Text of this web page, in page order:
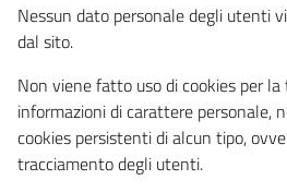
Nessun dato personale degli utenti
dal sito.
Non viene fatto uso di cookies per
informazioni di carattere personale,
cookies persistenti di alcun tipo,
tracciamento degli utenti.